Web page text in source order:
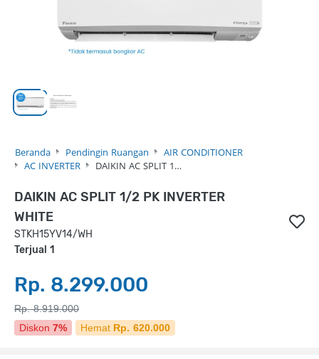
Beranda Pendingin Ruangan
AIR CONDITIONER
AC INVERTER
DAIKIN AC SPLIT 1…
DAIKIN AC SPLIT 1/2 PK INVERTER
WHITE
STKH15YV14/WH
Terjual 1
Rp. 8.299.000
Rp. 8.919.000
Diskon 7% Hemat Rp. 620.000